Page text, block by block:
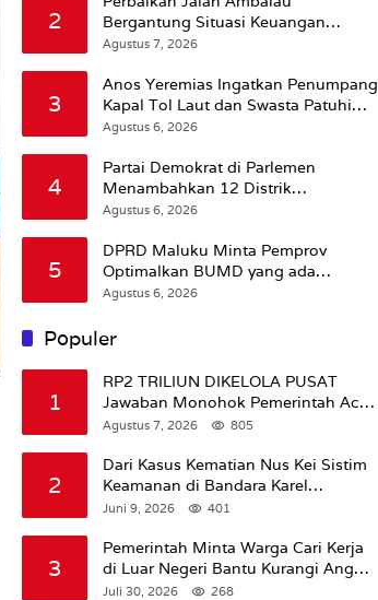
2
Bergantung Situasi Keuangan
Pemprov Maluku
Agustus 7, 2026
3
Anos Yeremias Ingatkan Penumpang
Kapal Tol Laut dan Swasta Patuhi
Peringatan BMKG
Agustus 6, 2026
4
Partai Demokrat di Parlemen
Menambahkan 12 Distrik
Pendukung Trump
Agustus 6, 2026
5
DPRD Maluku Minta Pemprov
Optimalkan BUMD yang ada
Ketimbang Menambah Baru
Agustus 6, 2026
Populer
1
RP2 TRILIUN DIKELOLA PUSAT
Jawaban Monohok Pemerintah Aceh
Usai Disorot Mentan Amran Soal
Agustus 7, 2026 805
2
Dari Kasus Kematian Nus Kei Sistim
Keamanan di Bandara Karel
Sadsuitubun Langgur
Juni 9, 2026 401
3
Pemerintah Minta Warga Cari Kerja
di Luar Negeri Bantu Kurangi Angka
Pengangguran
Juli 30, 2026 268